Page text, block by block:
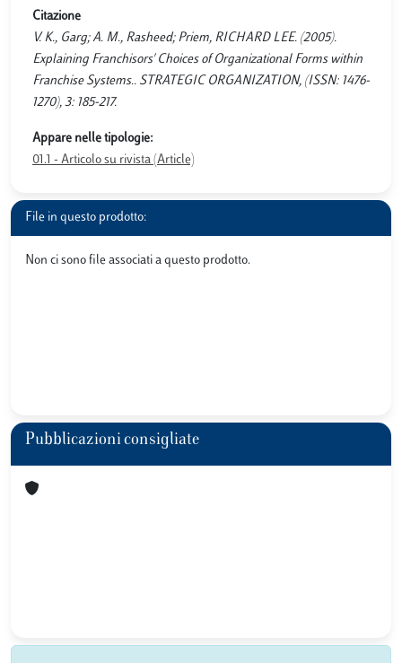
Citazione
V. K., Garg; A. M., Rasheed; Priem, RICHARD LEE. (2005).
Explaining Franchisors' Choices of Organizational Forms within
Franchise Systems.. STRATEGIC ORGANIZATION, (ISSN: 1476-
1270), 3: 185-217.
Appare nelle tipologie:
01.1 - Articolo su rivista (Article)
File in questo prodotto:
Non ci sono file associati a questo prodotto.
Pubblicazioni consigliate